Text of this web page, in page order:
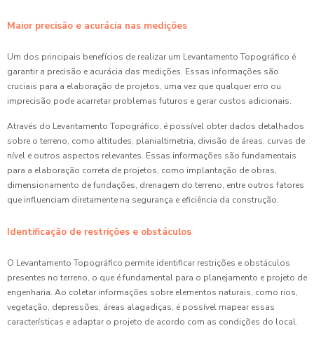
Maior precisão e acurácia nas medições
Um dos principais benefícios de realizar um Levantamento Topográfico é
garantir a precisão e acurácia das medições. Essas informações são
cruciais para a elaboração de projetos, uma vez que qualquer erro ou
imprecisão pode acarretar problemas futuros e gerar custos adicionais.
Através do Levantamento Topográfico, é possível obter dados detalhados
sobre o terreno, como altitudes, planialtimetria, divisão de áreas, curvas de
nível e outros aspectos relevantes. Essas informações são fundamentais
para a elaboração correta de projetos, como implantação de obras,
dimensionamento de fundações, drenagem do terreno, entre outros fatores
que influenciam diretamente na segurança e eficiência da construção.
Identificação de restrições e obstáculos
O Levantamento Topográfico permite identificar restrições e obstáculos
presentes no terreno, o que é fundamental para o planejamento e projeto de
engenharia. Ao coletar informações sobre elementos naturais, como rios,
vegetação, depressões, áreas alagadiças, é possível mapear essas
características e adaptar o projeto de acordo com as condições do local.